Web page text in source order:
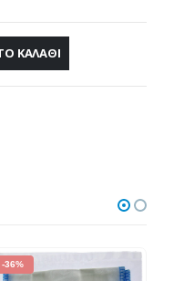
ΚΑΛΆΘΙ
-36%